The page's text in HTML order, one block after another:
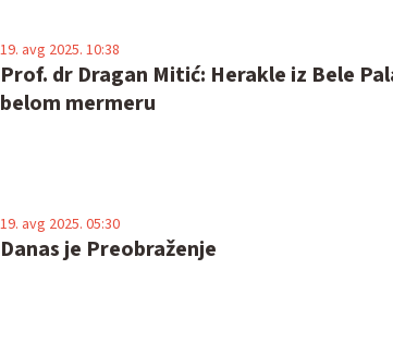
Prof. dr Dragan Mitić: Herakle iz Bele
belom mermeru
19. avg 2025. 10:38
Danas je Preobraženje
19. avg 2025. 05:30